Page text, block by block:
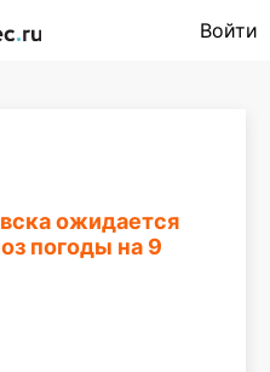
Войти
ожидается
погоды на 9